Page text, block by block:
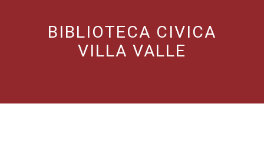
BIBLIOTECA CIVICA
VILLA VALLE